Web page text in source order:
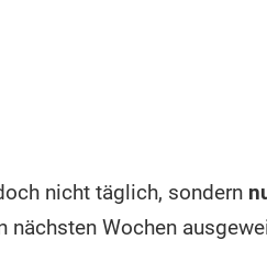
nicht täglich, sondern
nächsten Wochen